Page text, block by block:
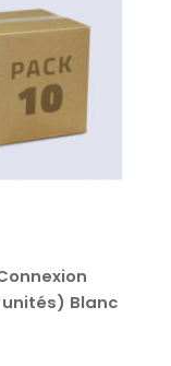
unités) Blanc